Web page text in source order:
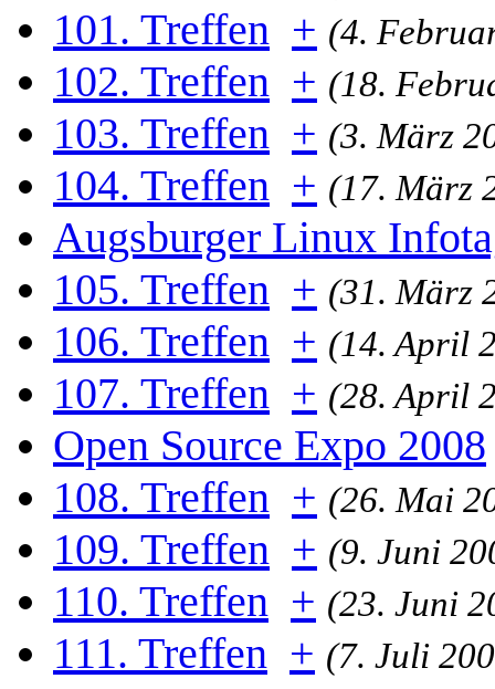
101. Treffen + (4.
102. Treffen + (18.
103. Treffen + (3. März
104. Treffen + (17. März
Augsburger Linux
105. Treffen + (31. März
106. Treffen + (14. April
107. Treffen + (28. April
Open Source Expo 2008
108. Treffen + (26. Mai
109. Treffen + (9. Juni
110. Treffen + (23. Juni
111. Treffen + (7. Juli